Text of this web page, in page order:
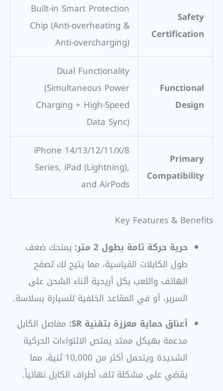
Safety
Certification
Built-in Smart Protection
Chip (Anti-overheating &
Anti-overcharging)
Functional
Design
Dual Functionality
(Simultaneous Power
Charging + High-Speed
Data Sync)
Primary
Compatibility
iPhone 14/13/12/11/X/8
Series, iPad (Lightning),
and AirPods
Key Features & Benefits
حرية حركة تامة بطول 2 متر:
يمنحك ضعف
طول الكابلات القياسية، مما يتيح لك تصفح
الهاتف واللعب بكل أريحية أثناء الشحن على
السرير، أو في المقاعد الخلفية للسيارة بسلاسة.
أعناق حماية معززة بتقنية SR:
مفاصل الكابل
مدعمة بهيكل ممتد يمتص الالتواءات الحركية
الشديدة ويتحمل أكثر من 10,000 ثنية، مما
يقضي على مشكلة تلف أطراف الكابل نهائياً.